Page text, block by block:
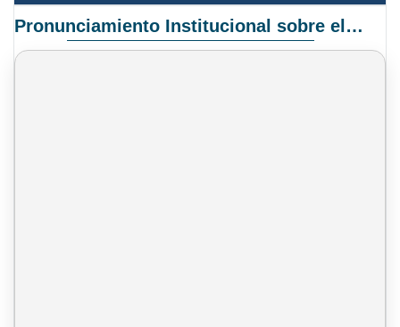
Pronunciamiento Institucional sobre el Proyecto de Ley N° 068/2025-2026 C.S.